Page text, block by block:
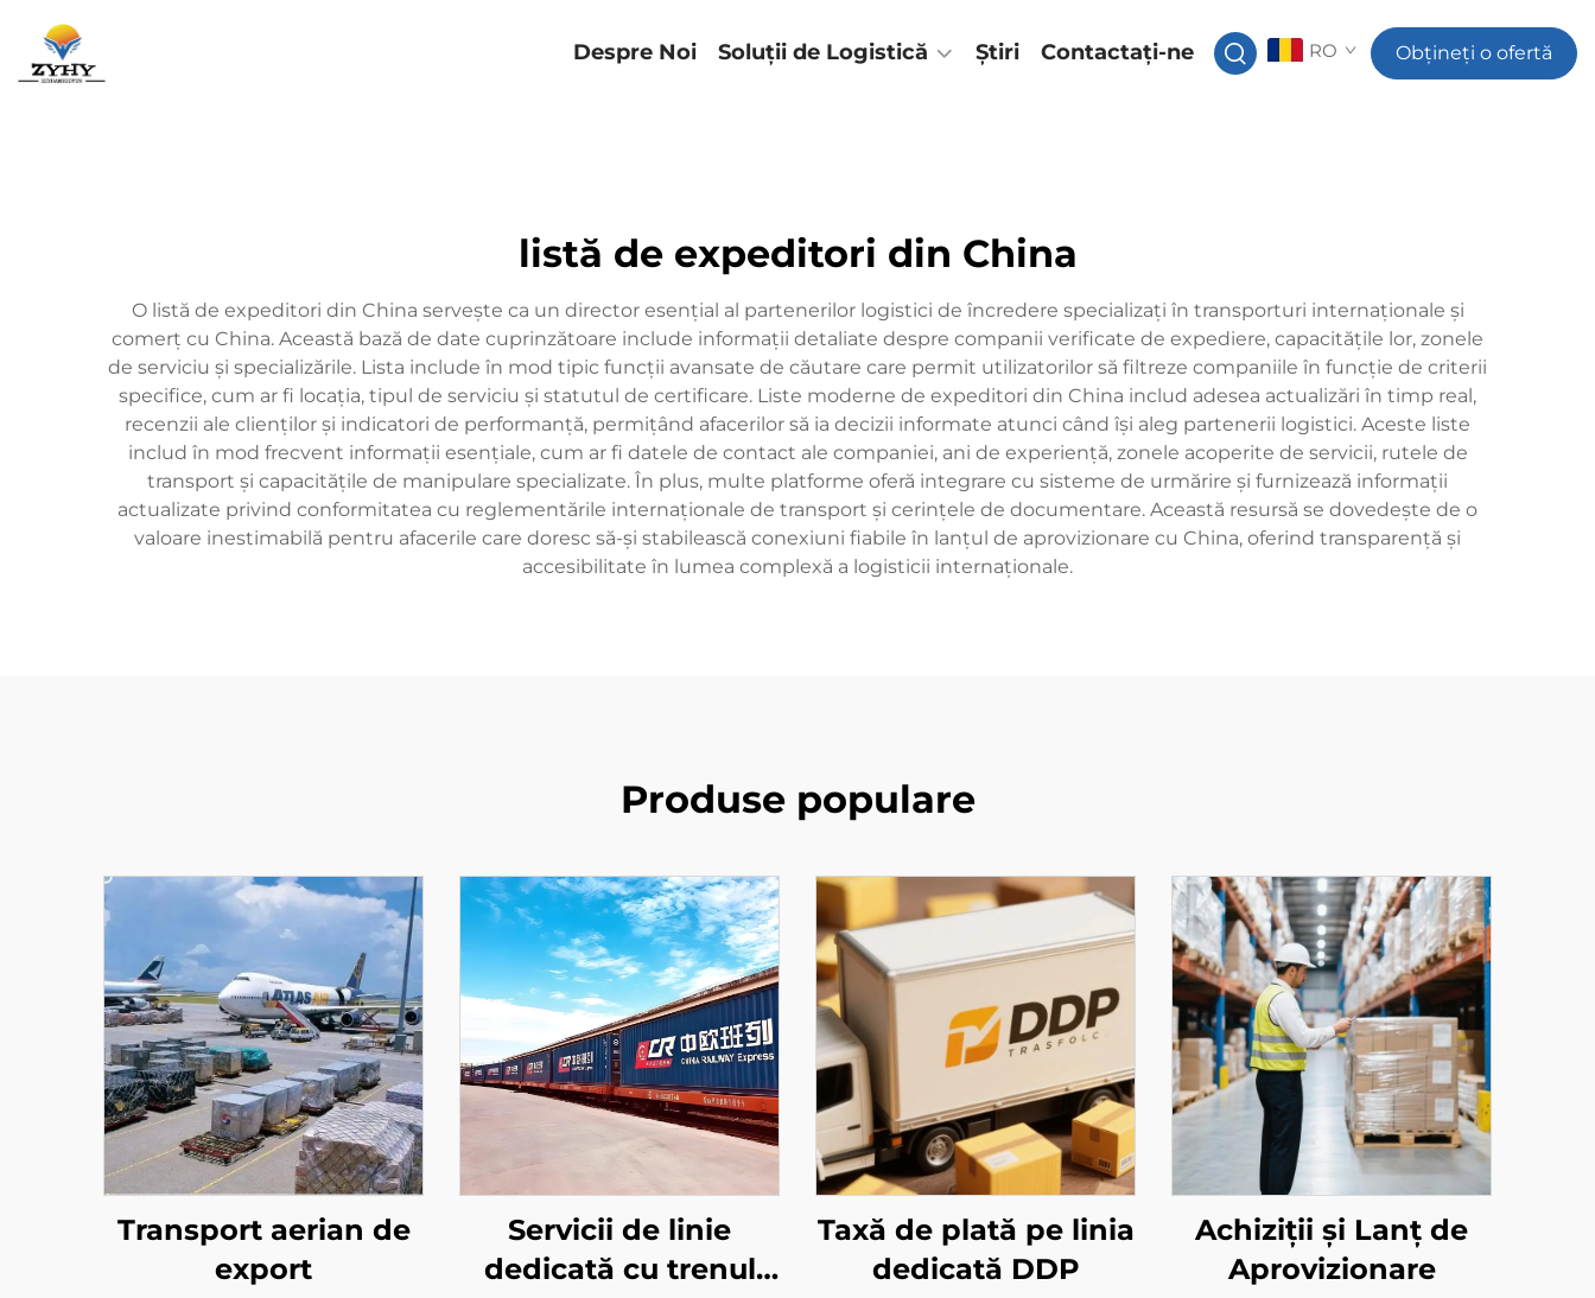
Despre Noi Soluții de Logistică Știri Contactați-ne RO Obțineți o ofertă
listă de expeditori din China
O listă de expeditori din China servește ca un director esențial al partenerilor logistici de încredere specializați în transporturi internaționale și
comerț cu China. Această bază de date cuprinzătoare include informații detaliate despre companii verificate de expediere, capacitățile lor, zonele
de serviciu și specializările. Lista include în mod tipic funcții avansate de căutare care permit utilizatorilor să filtreze companiile în funcție de criterii
specifice, cum ar fi locația, tipul de serviciu și statutul de certificare. Liste moderne de expeditori din China includ adesea actualizări în timp real,
recenzii ale clienților și indicatori de performanță, permițând afacerilor să ia decizii informate atunci când își aleg partenerii logistici. Aceste liste
includ în mod frecvent informații esențiale, cum ar fi datele de contact ale companiei, ani de experiență, zonele acoperite de servicii, rutele de
transport și capacitățile de manipulare specializate. În plus, multe platforme oferă integrare cu sisteme de urmărire și furnizează informații
actualizate privind conformitatea cu reglementările internaționale de transport și cerințele de documentare. Această resursă se dovedește de o
valoare inestimabilă pentru afacerile care doresc să-și stabilească conexiuni fiabile în lanțul de aprovizionare cu China, oferind transparență și
accesibilitate în lumea complexă a logisticii internaționale.
Produse populare
Transport aerian de
export
Servicii de linie
dedicată cu trenul
Taxă de plată pe linia
dedicată DDP
Achiziții și Lanț de
Aprovizionare